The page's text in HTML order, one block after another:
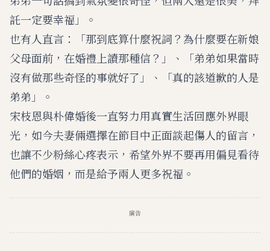
託一定要幸福」。
也有人直言：「那到底算什麼祝詞？為什麼要在新娘
父母面前，在婚禮上讀那種信？」、「弟弟如果當時
沒有做那些奇怪的事就好了」、「真的該道歉的人是
弟弟」。
宋枝恩與朴偉婚後一直努力用真實生活回應外界眼
光，如今夫妻倆選擇在節目中正面談起傷人的留言，
也讓不少粉絲心疼表示，希望外界不要再用偏見看待
他們的婚姻，而是給予兩人更多祝福。
廣告